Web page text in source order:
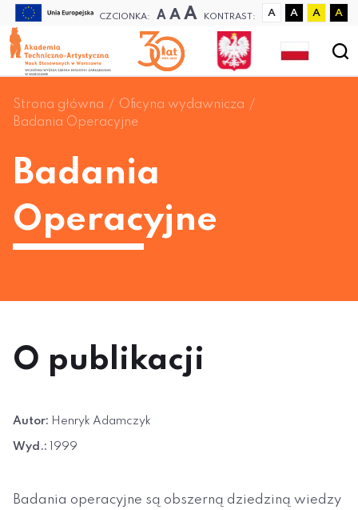
CZCIONKA: A A A KONTRAST: A A A A
Strona główna
Oficyna wydawnicza
Badania Operacyjne
Badania
Operacyjne
O publikacji
Autor: Henryk Adamczyk
Wyd.: 1999
Badania operacyjne są obszerną dziedziną wiedzy